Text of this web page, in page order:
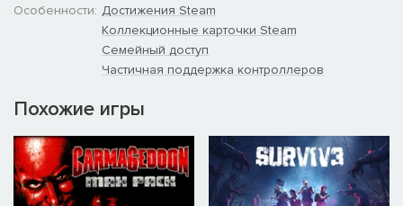
Особенности: Достижения Steam
Коллекционные карточки Steam
Семейный доступ
Частичная поддержка контроллеров
Похожие игры